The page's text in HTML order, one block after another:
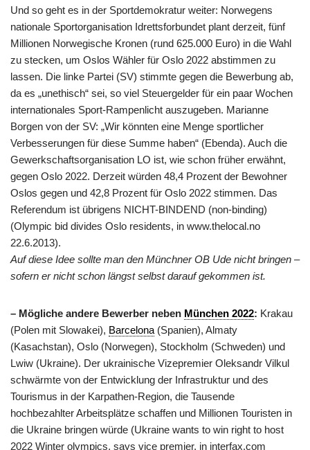
Und so geht es in der Sportdemokratur weiter: Norwegens
nationale Sportorganisation Idrettsforbundet plant derzeit, fünf
Millionen Norwegische Kronen (rund 625.000 Euro) in die Wahl
zu stecken, um Oslos Wähler für Oslo 2022 abstimmen zu
lassen. Die linke Partei (SV) stimmte gegen die Bewerbung ab,
da es „unethisch“ sei, so viel Steuergelder für ein paar Wochen
internationales Sport-Rampenlicht auszugeben. Marianne
Borgen von der SV: „Wir könnten eine Menge sportlicher
Verbesserungen für diese Summe haben“ (Ebenda). Auch die
Gewerkschaftsorganisation LO ist, wie schon früher erwähnt,
gegen Oslo 2022. Derzeit würden 48,4 Prozent der Bewohner
Oslos gegen und 42,8 Prozent für Oslo 2022 stimmen. Das
Referendum ist übrigens NICHT-BINDEND (non-binding)
(Olympic bid divides Oslo residents, in www.thelocal.no
22.6.2013).
Auf diese Idee sollte man den Münchner OB Ude nicht bringen –
sofern er nicht schon längst selbst darauf gekommen ist.
– Mögliche andere Bewerber neben München 2022: Krakau
(Polen mit Slowakei), Barcelona (Spanien), Almaty
(Kasachstan), Oslo (Norwegen), Stockholm (Schweden) und
Lwiw (Ukraine). Der ukrainische Vizepremier Oleksandr Vilkul
schwärmte von der Entwicklung der Infrastruktur und des
Tourismus in der Karpathen-Region, die Tausende
hochbezahlter Arbeitsplätze schaffen und Millionen Touristen in
die Ukraine bringen würde (Ukraine wants to win right to host
2022 Winter olympics, says vice premier, in interfax.com